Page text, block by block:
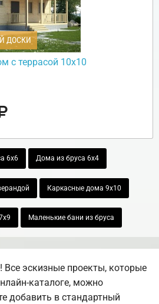
ДОСКИ
с террасой 10х10
6х6 Дома из бруса 6х4
Каркасные дома 9х10
Маленькие бани из бруса
эскизные проекты, которые
каталоге, можно
добавить в стандартный